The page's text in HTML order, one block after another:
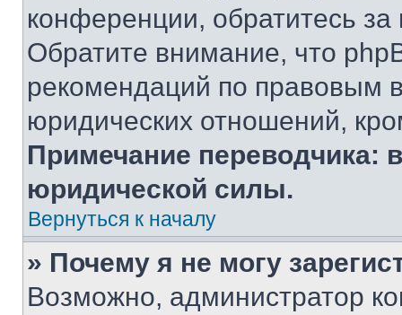
конференции, обратитесь
Обратите внимание, что
рекомендаций по правовым
юридических отношений,
Примечание переводчика:
юридической силы.
Вернуться к началу
» Почему я не могу
Возможно, администратор